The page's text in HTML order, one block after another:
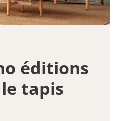
éditions
tapis